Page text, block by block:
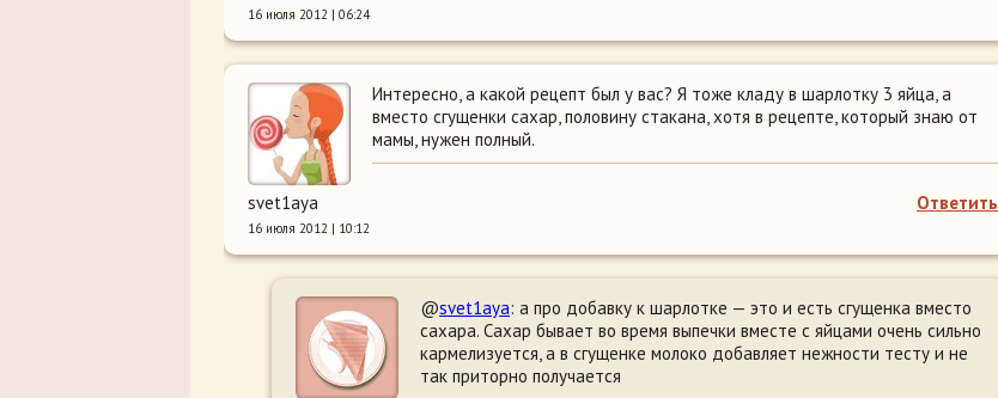
16 июля 2012 | 06:24
Интересно, а какой рецепт был у вас? Я тоже кладу в шарлотку 3 яйца, а
вместо сгущенки сахар, половину стакана, хотя в рецепте, который знаю от
мамы, нужен полный.
Ответить
svet1aya
16 июля 2012 | 10:12
@svet1aya: а про добавку к шарлотке — это и есть сгущенка вместо
сахара. Сахар бывает во время выпечки вместе с яйцами очень сильно
кармелизуется, а в сгущенке молоко добавляет нежности тесту и не
так приторно получается